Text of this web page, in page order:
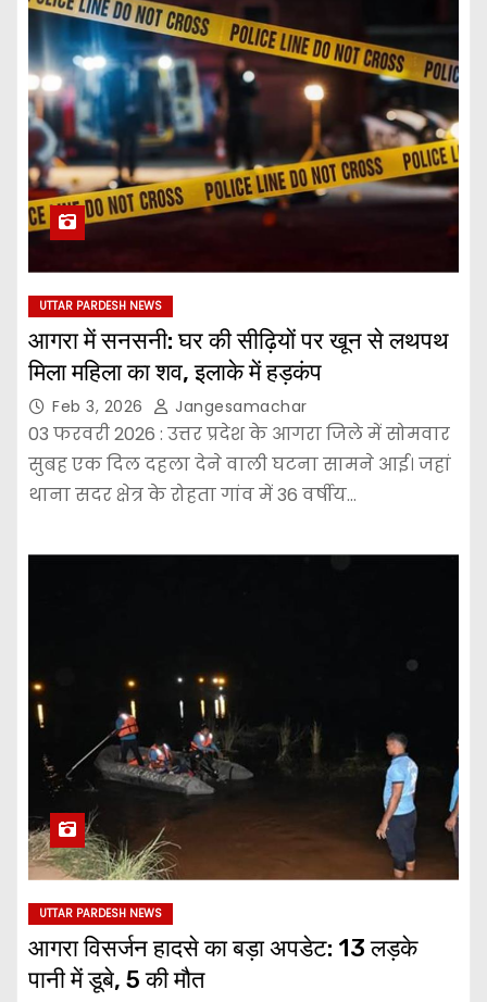
UTTAR PARDESH NEWS
आगरा में सनसनी: घर की सीढ़ियों पर खून से लथपथ
मिला महिला का शव, इलाके में हड़कंप
Feb 3, 2026 Jangesamachar
03 फरवरी 2026 : उत्तर प्रदेश के आगरा जिले में सोमवार
सुबह एक दिल दहला देने वाली घटना सामने आई। जहां
थाना सदर क्षेत्र के रोहता गांव में 36 वर्षीय…
UTTAR PARDESH NEWS
आगरा विसर्जन हादसे का बड़ा अपडेट: 13 लड़के
पानी में डूबे, 5 की मौत